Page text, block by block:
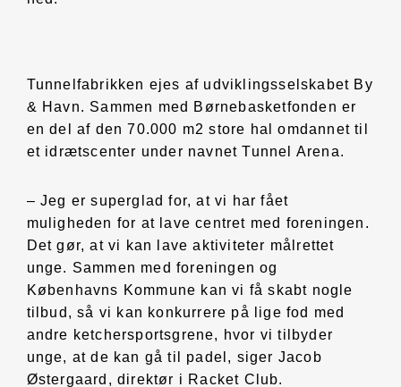
Tunnelfabrikken ejes af udviklingsselskabet By
& Havn. Sammen med Børnebasketfonden er
en del af den 70.000 m2 store hal omdannet til
et idrætscenter under navnet Tunnel Arena.
– Jeg er superglad for, at vi har fået
muligheden for at lave centret med foreningen.
Det gør, at vi kan lave aktiviteter målrettet
unge. Sammen med foreningen og
Københavns Kommune kan vi få skabt nogle
tilbud, så vi kan konkurrere på lige fod med
andre ketchersportsgrene, hvor vi tilbyder
unge, at de kan gå til padel, siger Jacob
Østergaard, direktør i Racket Club.